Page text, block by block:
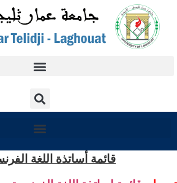
قائمة أساتذة اللغة الفرنسية